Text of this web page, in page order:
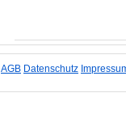
AGB Datenschutz